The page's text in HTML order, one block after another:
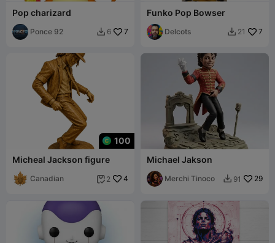
Pop charizard
Ponce 92  6 7
Funko Pop Bowser
Delcots  21 7
100
Micheal Jackson figure
Canadian  2 4
Michael Jakson
Merchi Tinoco  91 29